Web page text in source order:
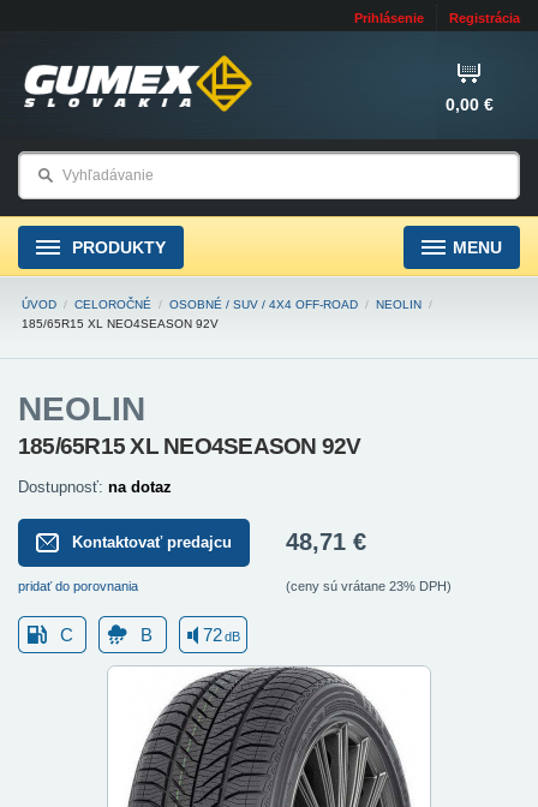
Prihlásenie Registrácia
0,00 €
PRODUKTY MENU
ÚVOD / CELOROČNÉ / OSOBNÉ / SUV / 4X4 OFF-ROAD / NEOLIN /
185/65R15 XL NEO4SEASON 92V
NEOLIN
185/65R15 XL NEO4SEASON 92V
Dostupnosť: na dotaz
Kontaktovať predajcu
pridať do porovnania
48,71 €
(ceny sú vrátane 23% DPH)
C B 72dB